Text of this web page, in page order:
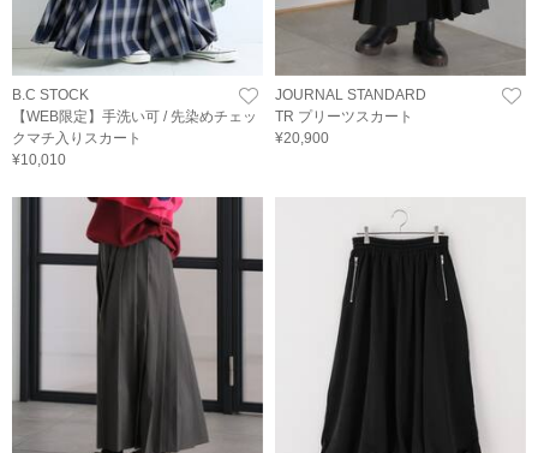
B.C STOCK
【WEB限定】手洗い可 / 先染めチェッ
クマチ入りスカート
¥10,010
JOURNAL STANDARD
TR プリーツスカート
¥20,900